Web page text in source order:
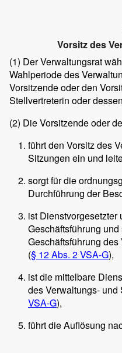
Vorsitz des
(1) Der Verwaltungsrat
Wahlperiode des
Vorsitzende oder den
Stellvertreterin oder
(2) Die Vorsitzende oder
führt den Vorsitz des
Sitzungen ein und
sorgt für die
Durchführung der
ist Dienstvorgesetzter
Geschäftsführung
Geschäftsführung
(§ 12 Abs. 2 VSA-G),
ist die mittelbare
des Verwaltungs- und
VSA-G),
führt die Auflösung